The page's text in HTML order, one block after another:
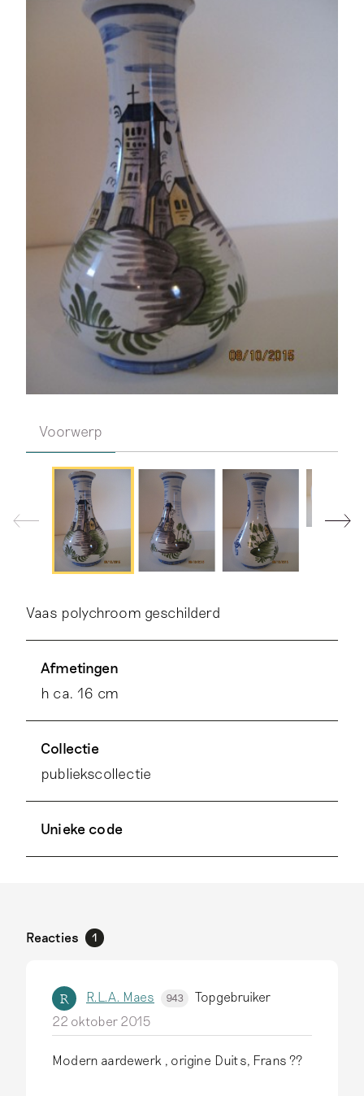
Voorwerp
Vaas polychroom geschilderd
Afmetingen
h ca. 16 cm
Collectie
publiekscollectie
Unieke code
Reacties 1
R R.L.A. Maes 943
Topgebruiker
22 oktober 2015
Modern aardewerk , origine Duits, Frans ??